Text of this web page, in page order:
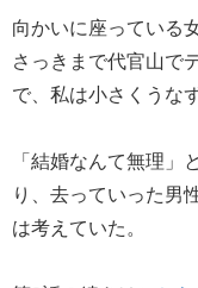
向かいに座っている
さっきまで代官山で
で、私は小さくうなず
「結婚なんて無理」
り、去っていった男
は考えていた。